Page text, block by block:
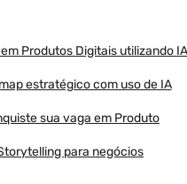
Produtos Digitais utilizando IA
estratégico com uso de IA
sua vaga em Produto
para negócios